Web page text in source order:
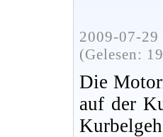
2009-07-
(Gelesen:
Die
auf der